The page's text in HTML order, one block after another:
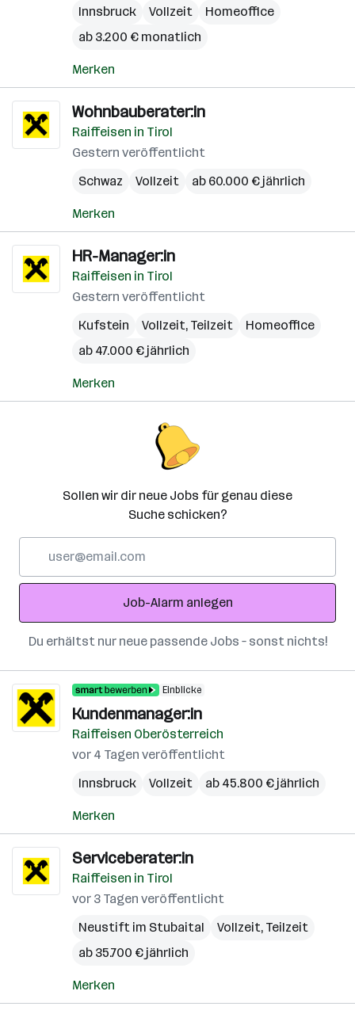
Innsbruck
Vollzeit
Homeoffice
ab 3.200 € monatlich
Merken
Wohnbauberater:in
Raiffeisen in Tirol
Gestern veröffentlicht
Schwaz
Vollzeit ab 60.000 € jährlich
Merken
HR-Manager:in
Raiffeisen in Tirol
Gestern veröffentlicht
Kufstein
Vollzeit, Teilzeit
Homeoffice
ab 47.000 € jährlich
Merken
Sollen wir dir neue Jobs für genau diese
Suche schicken?
Adresse
Job-Alarm anlegen
Du erhältst nur neue passende Jobs – sonst nichts!
Einblicke
Kundenmanager:in
Raiffeisen Oberösterreich
vor 4 Tagen veröffentlicht
Innsbruck
Vollzeit ab 45.800 € jährlich
Merken
Serviceberater:in
Raiffeisen in Tirol
vor 3 Tagen veröffentlicht
Neustift im Stubaital
Vollzeit, Teilzeit
ab 35.700 € jährlich
Merken